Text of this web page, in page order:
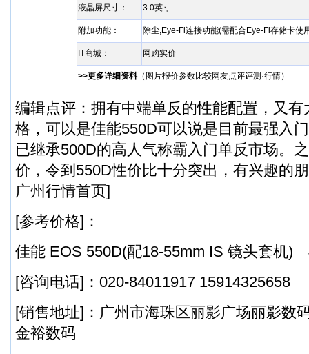
液晶屏尺寸： 3.0英寸
附加功能： 除尘,Eye-Fi连接功能(需配合Eye-Fi存储卡使
IT商城： 网购实价
>>更多详细资料 （ 图片报价参数比较网友点评评测·行情）
编辑点评：拥有中端单反的性能配置，又
格，可以是佳能550D可以说是目前最强入
已继承500D的高人气称霸入门单反市场。
价，令到550D性价比十分突出，有兴趣的
广州行情首页]
[参考价格]：
佳能 EOS 550D(配18-55mm IS 镜头套机)
[咨询电话]：020-84011917 15914325658
[销售地址]：广州市海珠区丽影广场丽影数
金裕数码